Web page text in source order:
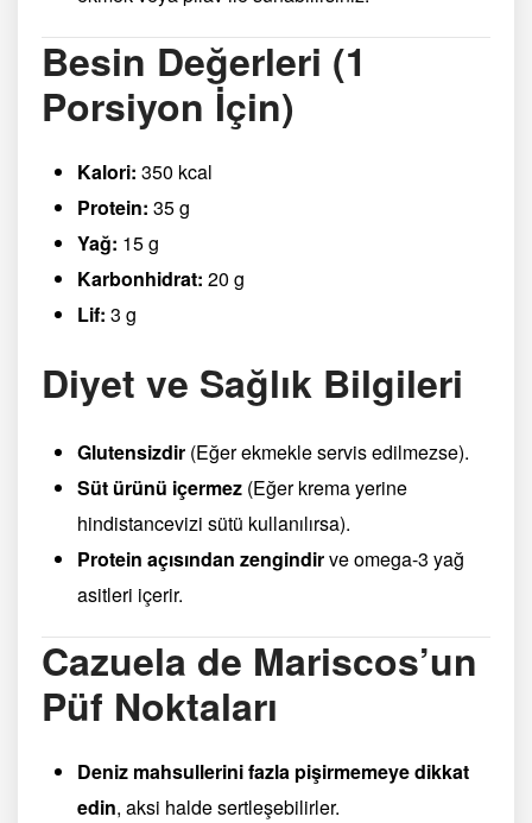
Besin Değerleri (1
Porsiyon İçin)
Kalori: 350 kcal
Protein: 35 g
Yağ: 15 g
Karbonhidrat: 20 g
Lif: 3 g
Diyet ve Sağlık Bilgileri
Glutensizdir (Eğer ekmekle servis edilmezse).
Süt ürünü içermez (Eğer krema yerine
hindistancevizi sütü kullanılırsa).
Protein açısından zengindirve omega-3 yağ
asitleri içerir.
Cazuela de Mariscos’un
Püf Noktaları
Deniz mahsullerini fazla pişirmemeye dikkat
edin, aksi halde sertleşebilirler.